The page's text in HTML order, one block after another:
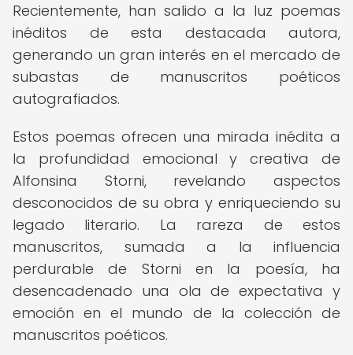
Recientemente, han salido a la luz poemas
inéditos de esta destacada autora,
generando un gran interés en el mercado de
subastas de manuscritos poéticos
autografiados.
Estos poemas ofrecen una mirada inédita a
la profundidad emocional y creativa de
Alfonsina Storni, revelando aspectos
desconocidos de su obra y enriqueciendo su
legado literario. La rareza de estos
manuscritos, sumada a la influencia
perdurable de Storni en la poesía, ha
desencadenado una ola de expectativa y
emoción en el mundo de la colección de
manuscritos poéticos.